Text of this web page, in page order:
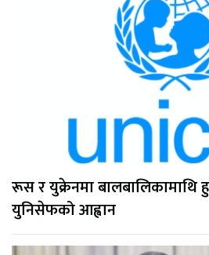
रूस र युक्रेनमा बालबालिकामाथि
युनिसेफको आह्वान